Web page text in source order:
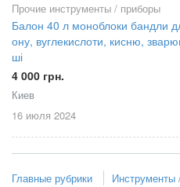
Прочие инструменты / приборы
Балон 40 л моноблоки бандли
ону, вуглекислоти, кисню,
ші
4 000 грн.
Киев
16 июля 2024
Главные рубрики